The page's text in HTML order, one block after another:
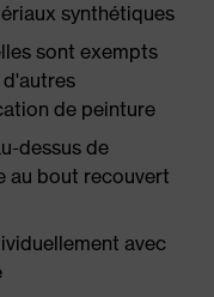
synthétiques
sont exempts
de peinture
dessus de
au bout recouvert
avec